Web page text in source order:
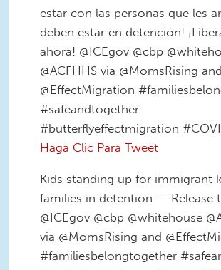
estar con las personas que les
deben estar en detención!
ahora! @ICEgov @cbp
@ACFHHS via @MomsRising and
@EffectMigration
#safeandtogether
#butterflyeffectmigration
Haga Clic Para Tweet
Kids standing up for immigrant
families in detention -- Release
@ICEgov @cbp @whitehouse
via @MomsRising and
#familiesbelongtogether